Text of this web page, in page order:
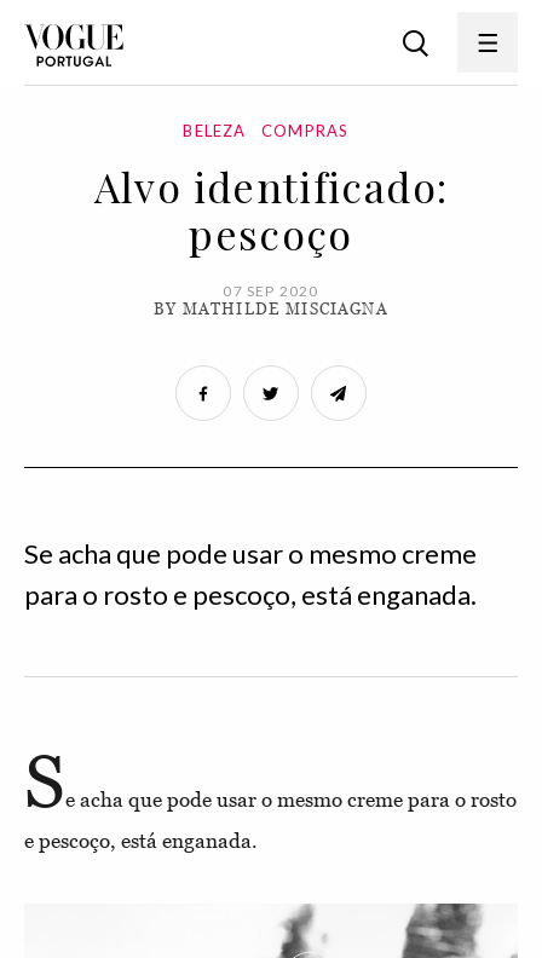
BELEZA COMPRAS
Alvo identificado:
pescoço
07 SEP 2020
BY MATHILDE MISCIAGNA
Se acha que pode usar o mesmo creme
para o rosto e pescoço, está enganada.
Se acha que pode usar o mesmo creme para o rosto
e pescoço, está enganada.